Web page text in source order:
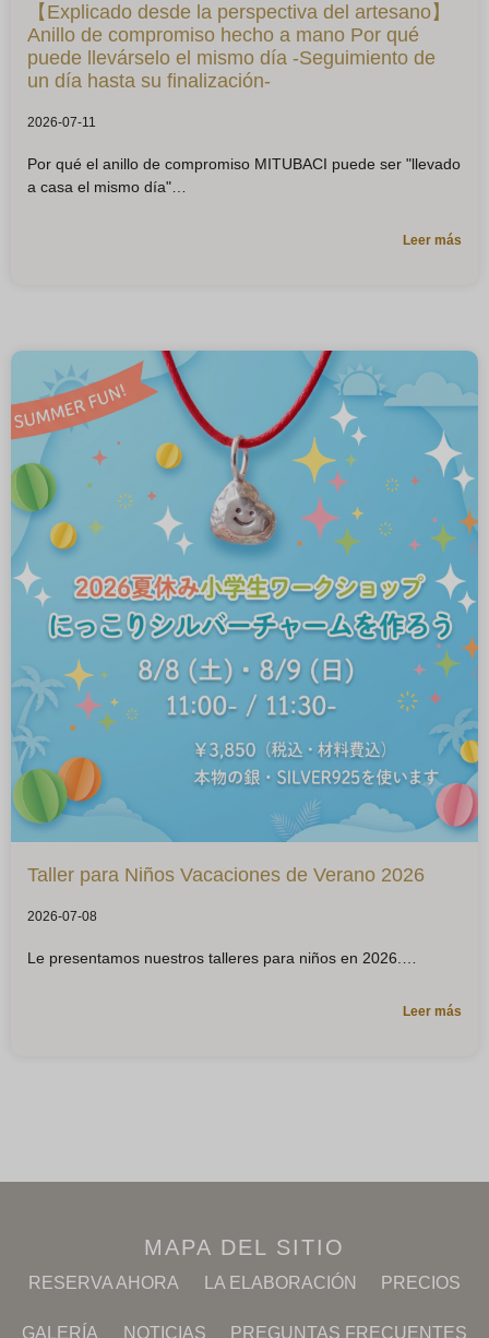
【Explicado desde la perspectiva del artesano】
Anillo de compromiso hecho a mano Por qué
puede llevárselo el mismo día -Seguimiento de
un día hasta su finalización-
2026-07-11
Por qué el anillo de compromiso MITUBACI puede ser "llevado
a casa el mismo día"
Leer más
Taller para Niños Vacaciones de Verano 2026
2026-07-08
Le presentamos nuestros talleres para niños en 2026.
Leer más
MAPA DEL SITIO
RESERVA AHORA LA ELABORACIÓN PRECIOS
GALERÍA NOTICIAS PREGUNTAS FRECUENTES